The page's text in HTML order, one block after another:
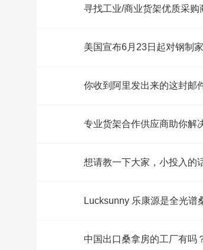
寻找工业/商业货架优质采
美国宣布6月23日起对钢制
你收到阿里发出来的这封邮
专业货架合作供应商助你解
想请教一下大家，小投入的
Lucksunny 乐康源是全光谱
中国出口桑拿房的工厂有吗